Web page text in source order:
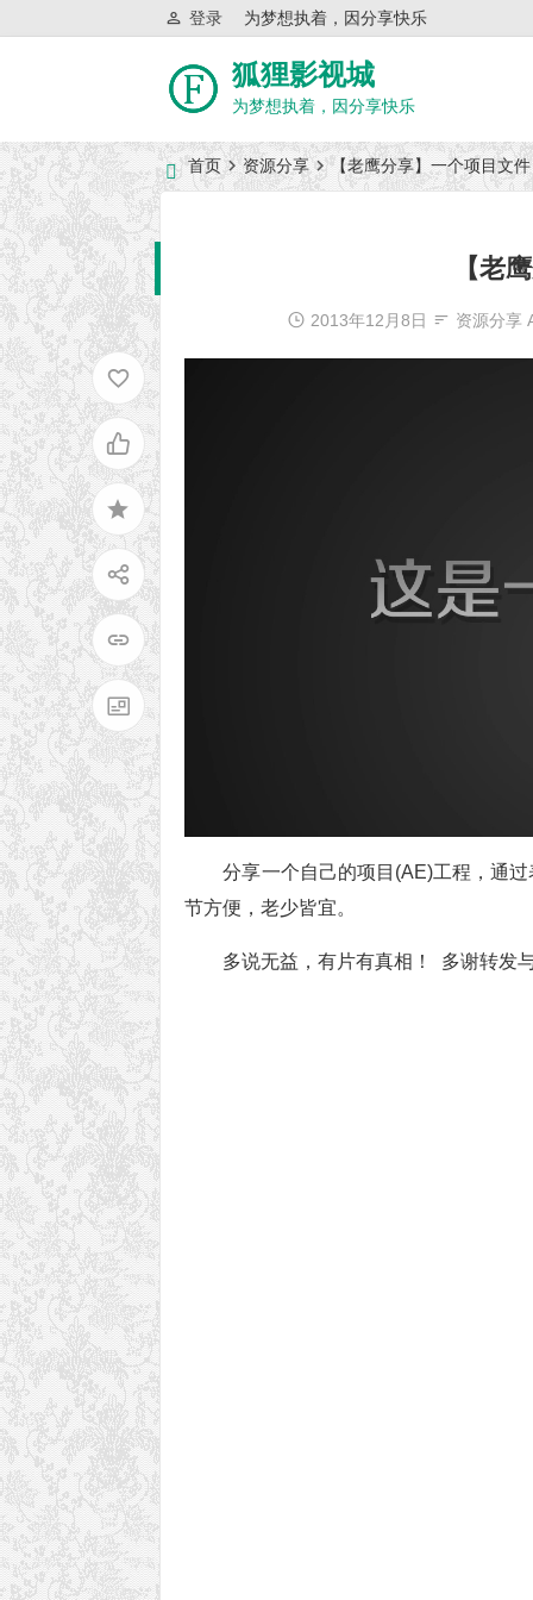
为梦想执着，因分享快乐
登录
狐狸影视城
为梦想执着，因分享快乐
首页 资源分享 【老鹰分享】一个项目文件
【老
2013年12月8日 资源分享
分享一个自己的项目(AE)工程，通
节方便，老少皆宜。
多说无益，有片有真相！ 多谢转发